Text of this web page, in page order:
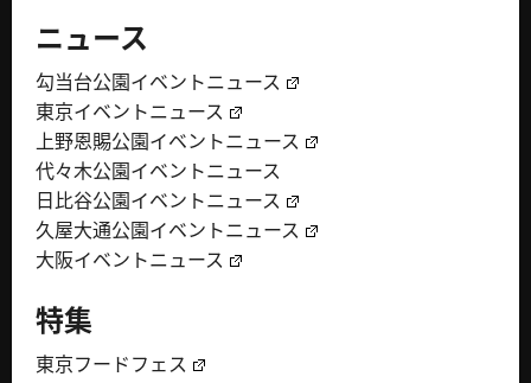
ニュース
勾当台公園イベントニュース
東京イベントニュース
上野恩賜公園イベントニュース
代々木公園イベントニュース
日比谷公園イベントニュース
久屋大通公園イベントニュース
大阪イベントニュース
特集
東京フードフェス